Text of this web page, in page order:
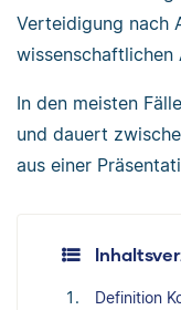
Verteidigung nach
In den meisten
und dauert
aus einer
Definition